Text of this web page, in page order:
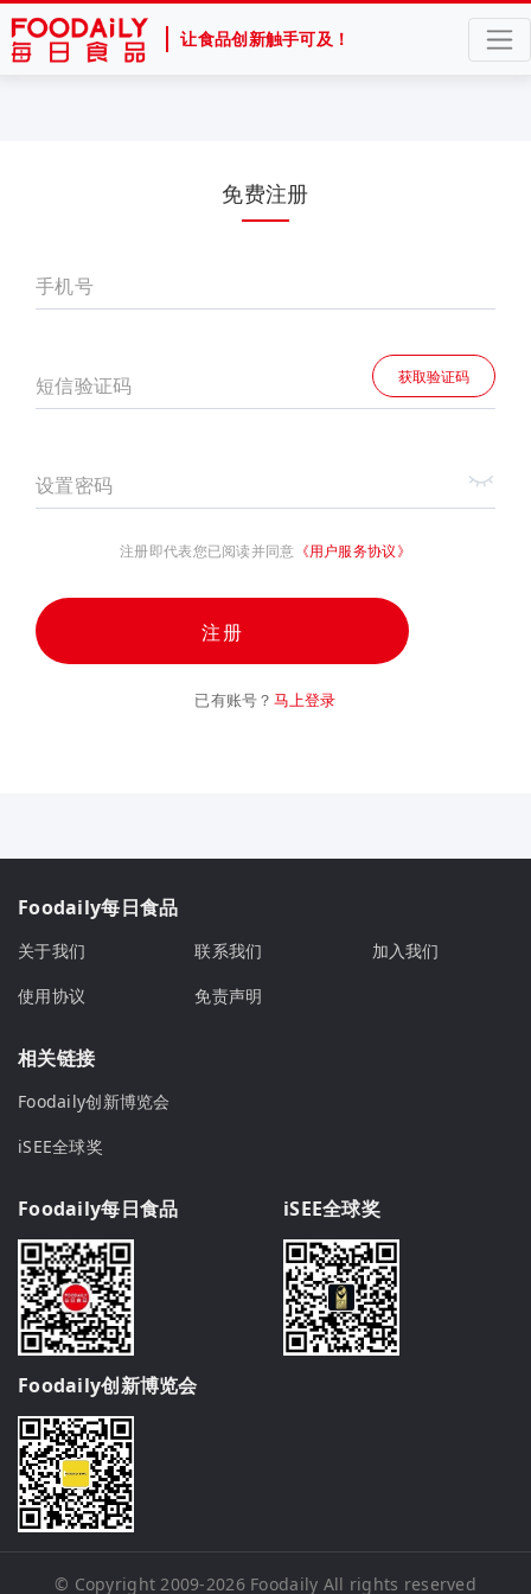
让食品创新触手可及！
免费注册
手机号
短信验证码 获取验证码
设置密码
注册即代表您已阅读并同意 《用户服务协议》
注册
已有账号？ 马上登录
Foodaily每日食品
关于我们 联系我们
加入我们
使用协议
免责声明
相关链接
Foodaily创新博览会
iSEE全球奖
Foodaily每日食品 iSEE全球奖
Foodaily创新博览会
© Copyright 2009-2026 Foodaily All rights reserved